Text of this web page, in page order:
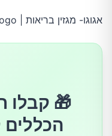
כמה מומלץ ובטוח
אהבתם את המאמר?
אגוגו- מגזין בריאות | Agogo | פורסם 17/5/15
הכללים